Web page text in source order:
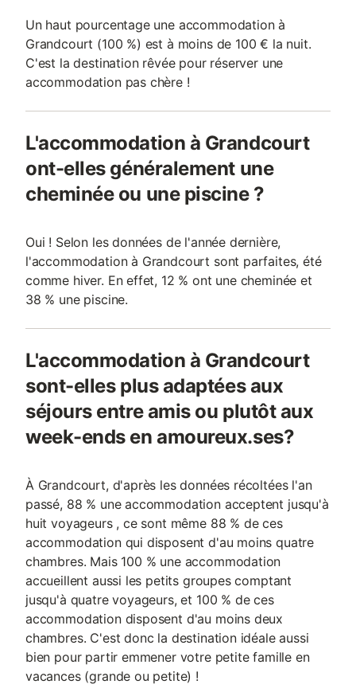
Un haut pourcentage une accommodation à
Grandcourt (100 %) est à moins de 100 € la nuit.
C'est la destination rêvée pour réserver une
accommodation pas chère !
L'accommodation à Grandcourt
ont-elles généralement une
cheminée ou une piscine ?
Oui ! Selon les données de l'année dernière,
l'accommodation à Grandcourt sont parfaites, été
comme hiver. En effet, 12 % ont une cheminée et
38 % une piscine.
L'accommodation à Grandcourt
sont-elles plus adaptées aux
séjours entre amis ou plutôt aux
week-ends en amoureux.ses?
À Grandcourt, d'après les données récoltées l'an
passé, 88 % une accommodation acceptent jusqu'à
huit voyageurs , ce sont même 88 % de ces
accommodation qui disposent d'au moins quatre
chambres. Mais 100 % une accommodation
accueillent aussi les petits groupes comptant
jusqu'à quatre voyageurs, et 100 % de ces
accommodation disposent d'au moins deux
chambres. C'est donc la destination idéale aussi
bien pour partir emmener votre petite famille en
vacances (grande ou petite) !